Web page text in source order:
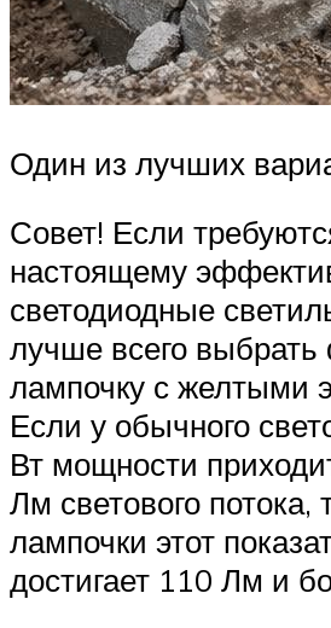
Один из лучших
Совет! Если
настоящему
светодиодные
лучше всего
лампочку с желтыми
Если у обычного
Вт мощности
Лм светового потока,
лампочки этот
достигает 110 Лм и